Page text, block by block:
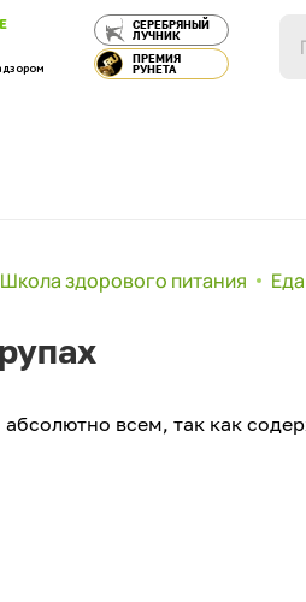
СЕРЕБРЯНЫЙ
ЛУЧНИК
ПРЕМИЯ
РУНЕТА
Школа здорового питания
всем, так как